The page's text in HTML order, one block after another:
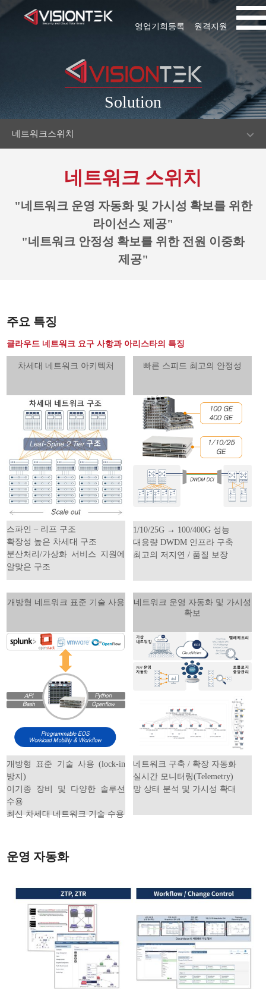
원격지원
영업기회등록
Solution
네트워크스위치
네트워크 스위치
"네트워크 운영 자동화 및 가시성 확보를 위한
라이선스 제공"
"네트워크 안정성 확보를 위한 전원 이중화
제공"
주요 특징
클라우드 네트워크 요구 사항과 아리스타의 특징
차세대 네트워크 아키텍처
스파인 – 리프 구조
확장성 높은 차세대 구조
분산처리/가상화 서비스 지원에
알맞은 구조
빠른 스피드 최고의 안정성
1/10/25G → 100/400G 성능
대용량 DWDM 인프라 구축
최고의 저지연 / 품질 보장
개방형 네트워크 표준 기술 사용
개방형 표준 기술 사용 (lock-in
방지)
이기종 장비 및 다양한 솔루션
수용
최신 차세대 네트워크 기술 수용
네트워크 운영 자동화 및 가시성
확보
네트워크 구축 / 확장 자동화
실시간 모니터링(Telemetry)
망 상태 분석 및 가시성 확대
운영 자동화